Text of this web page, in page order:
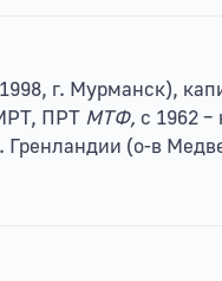
г. Мурманск),
ПРТ МТФ, с 1962 –
Гренландии (о-в